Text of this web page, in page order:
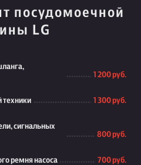
посудомоечной
LG
1 200 руб.
1 300 руб.
сигнальных
800 руб.
ремня насоса 700 руб.